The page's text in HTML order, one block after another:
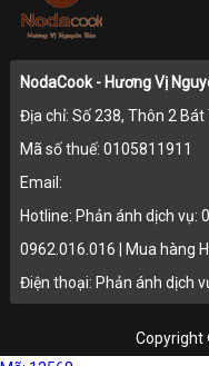
NodaCook - Hương Vị
Địa chỉ: Số 238, Thôn 2 Bát
Mã số thuế: 0105811911
Email:
Hotline: Phản ánh dịch vụ:
0962.016.016 | Mua hàng
Điện thoại: Phản ánh dịch
Copyright